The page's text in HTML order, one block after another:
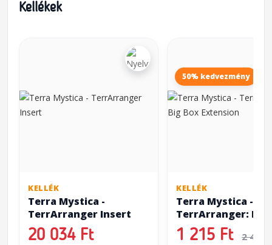
Kellékek
KELLÉK
Terra Mystica -
TerrArranger Insert
20 034 Ft
50% kedvezmény
KELLÉK
Terra Mystica -
TerrArranger: Big
Extension
1 215 Ft 2 430